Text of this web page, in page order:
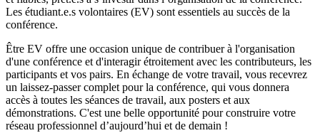
Les étudiant.e.s volontaires (EV) sont essentiels au succès de la
conférence.
Être EV offre une occasion unique de contribuer à l'organisation
d'une conférence et d'interagir étroitement avec les contributeurs, les
participants et vos pairs. En échange de votre travail, vous recevrez
un laissez-passer complet pour la conférence, qui vous donnera
accès à toutes les séances de travail, aux posters et aux
démonstrations. C'est une belle opportunité pour construire votre
réseau professionnel d’aujourd’hui et de demain !